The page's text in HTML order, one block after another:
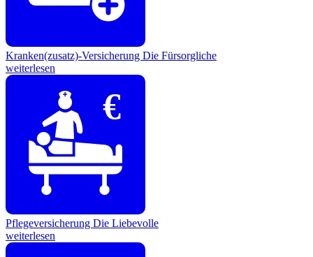
Kranken(zusatz)-Versicherung Die Fürsorgliche
weiterlesen
€
Pflegeversicherung Die Liebevolle
weiterlesen